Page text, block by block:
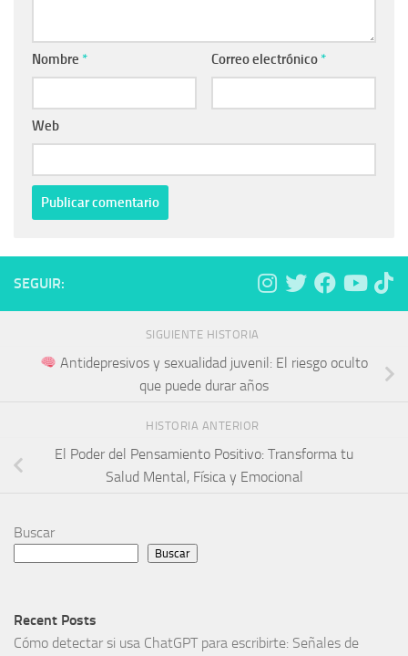
Nombre * Correo electrónico *
Web
SEGUIR:
SIGUIENTE HISTORIA
Antidepresivos y sexualidad juvenil: El riesgo oculto
que puede durar años
HISTORIA ANTERIOR
El Poder del Pensamiento Positivo: Transforma tu
Salud Mental, Física y Emocional
Buscar
Buscar
Recent Posts
Cómo detectar si usa ChatGPT para escribirte: Señales de